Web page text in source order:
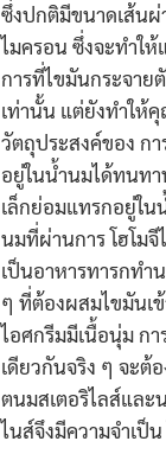
ซึ่งปกติมีขนาดเส้นผ่
ไมครอน ซึ่งจะทำใ
การที่ไขมันกระจาย
เท่านั้น แต่ยังทำให้
วัตถุประสงค์ของ กา
อยู่ในน้ำนมได้ทนท
เล็กย่อมแทรกอยู่ใ
นมที่ผ่านการ โฮโม
เป็นอาหารทารกท
ๆ ที่ต้องผสมไขมันเ
ไอศกรีมมีเนื้อนุ่ม ก
เดียวกันจริง ๆ จะต้
ตนมสเตอริไลส์และ
ไนส์จึงมีความจำเป็น